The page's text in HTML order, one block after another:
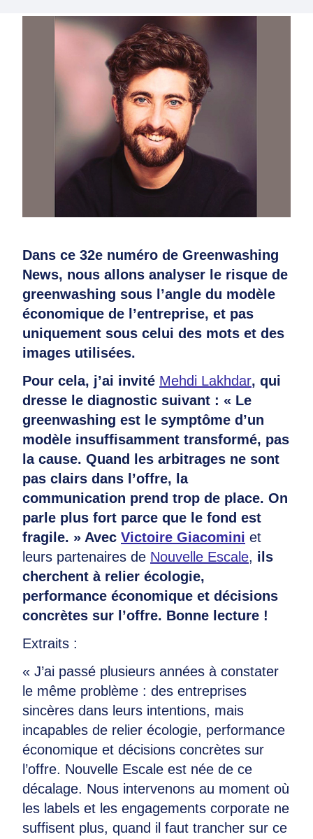
Dans ce 32e numéro de Greenwashing
News, nous allons analyser le risque de
greenwashing sous l’angle du modèle
économique de l’entreprise, et pas
uniquement sous celui des mots et des
images utilisées.
Pour cela, j’ai invité Mehdi Lakhdar, qui
dresse le diagnostic suivant : « Le
greenwashing est le symptôme d’un
modèle insuffisamment transformé, pas
la cause. Quand les arbitrages ne sont
pas clairs dans l’offre, la
communication prend trop de place. On
parle plus fort parce que le fond est
fragile. » Avec Victoire Giacomini et
leurs partenaires de Nouvelle Escale, ils
cherchent à relier écologie,
performance économique et décisions
concrètes sur l’offre. Bonne lecture !
Extraits :
« J’ai passé plusieurs années à constater
le même problème : des entreprises
sincères dans leurs intentions, mais
incapables de relier écologie, performance
économique et décisions concrètes sur
l’offre. Nouvelle Escale est née de ce
décalage. Nous intervenons au moment où
les labels et les engagements corporate ne
suffisent plus, quand il faut trancher sur ce